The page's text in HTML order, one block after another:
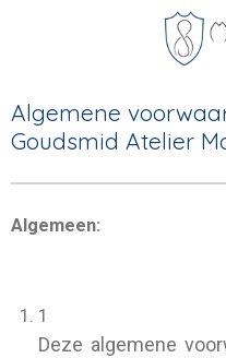
de
hoofdinhoud
Algemene
Goudsmid Atelier
Algemeen:
1
Deze algemene